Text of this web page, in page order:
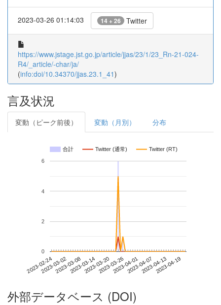
2023-03-26 01:14:03 14 + 26 Twitter
https://www.jstage.jst.go.jp/article/jjas/23/1/23_Rn-21-024-
R4/_article/-char/ja/
(info:doi/10.34370/jjas.23.1_41)
言及状況
変動（ピーク前後） 変動（月別） 分布
合計 Twitter (通常) Twitter (RT)
2023-02-242023-03-022023-03-082023-03-142023-03-202023-03-262023-04-012023-04-072023-04-132023-04-19
0
2
4
6
外部データベース (DOI)